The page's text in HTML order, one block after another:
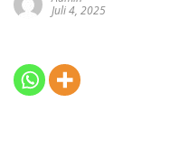
Juli 4, 2025